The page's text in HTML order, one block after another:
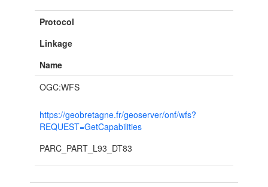
Protocol
Linkage
Name
OGC:WFS
https://geobretagne.fr/geoserver/onf/wfs?
REQUEST=GetCapabilities
PARC_PART_L93_DT83